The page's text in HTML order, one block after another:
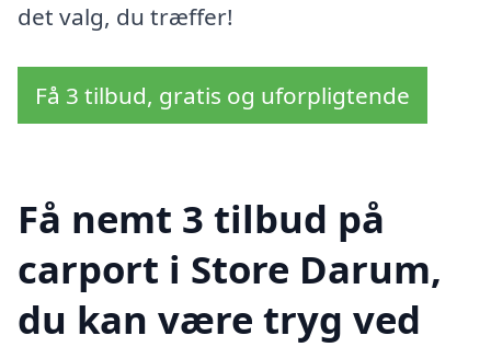
det valg, du træffer!
Få 3 tilbud, gratis og uforpligtende
Få nemt 3 tilbud på
carport i Store Darum,
du kan være tryg ved